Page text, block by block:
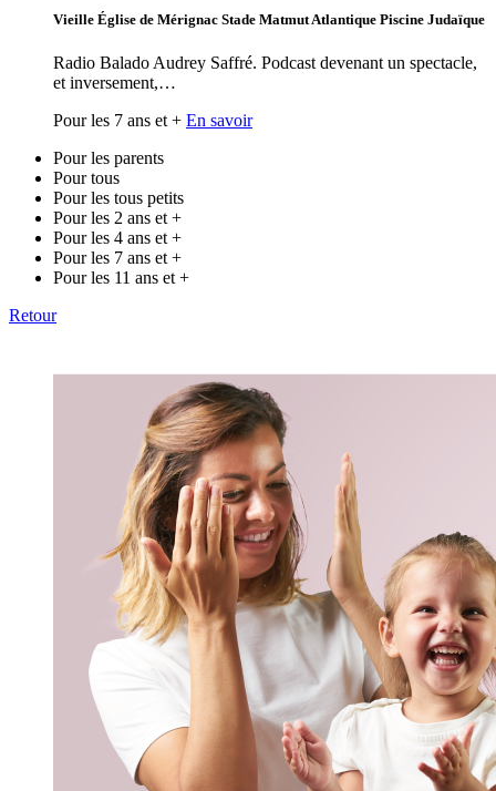
Vieille Église de Mérignac Stade Matmut Atlantique Piscine Judaïque
Radio Balado Audrey Saffré. Podcast devenant un spectacle,
et inversement,…
Pour les 7 ans et + En savoir
Pour les parents
Pour tous
Pour les tous petits
Pour les 2 ans et +
Pour les 4 ans et +
Pour les 7 ans et +
Pour les 11 ans et +
Retour